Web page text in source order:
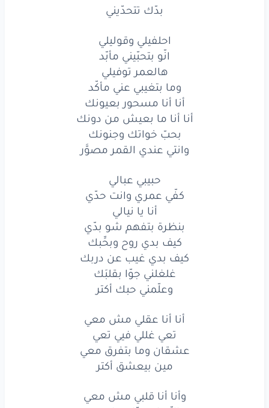
هالعمرتوفيلي
وما بتغيبيعني
أنامسحوربعيونك
أناما بعيشمن دونك
بحبّخواتك وجنونك
وانتيعندي القمرمصوَّر
حبيبيعبالي
كفّيعمريوانتحدّي
أنايا نيالي
بنظرةبتفهمشوبدّي
كيفبدي روحوبحِّبك
غلغلنيجوّابقلبَك
وعلّمنيحبكأكتر
أنا عقلي مش
بدّك تتحدّيني
احلفيلي وقوليلي
انّو بتحبّيني مأبّد
هالعمر توفيلي
وما بتغيبي عني مأكّد
أنا أنا مسحور بعيونك
أنا أنا ما بعيش من دونك
بحبّ خواتك وجنونك
وانتي عندي القمر مصوَّر
حبيبي عبالي
كفّي عمري وانت حدّي
أنا يا نيالي
بنظرة بتفهم شو بدّي
كيف بدي روح وبحِّبك
كيف بدي غيب عن دربك
غلغلني جوّا بقلبَك
وعلّمني حبك أكتر
أنا أنا عقلي مش معي
تعي غللي فيي تعي
عشقان وما بتفرق معي
مين بيعشق أكتر
وأنا أنا قلبي مش معي